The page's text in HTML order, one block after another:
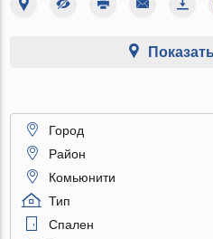
Город
Район
Комьюнити
Тип
Спален